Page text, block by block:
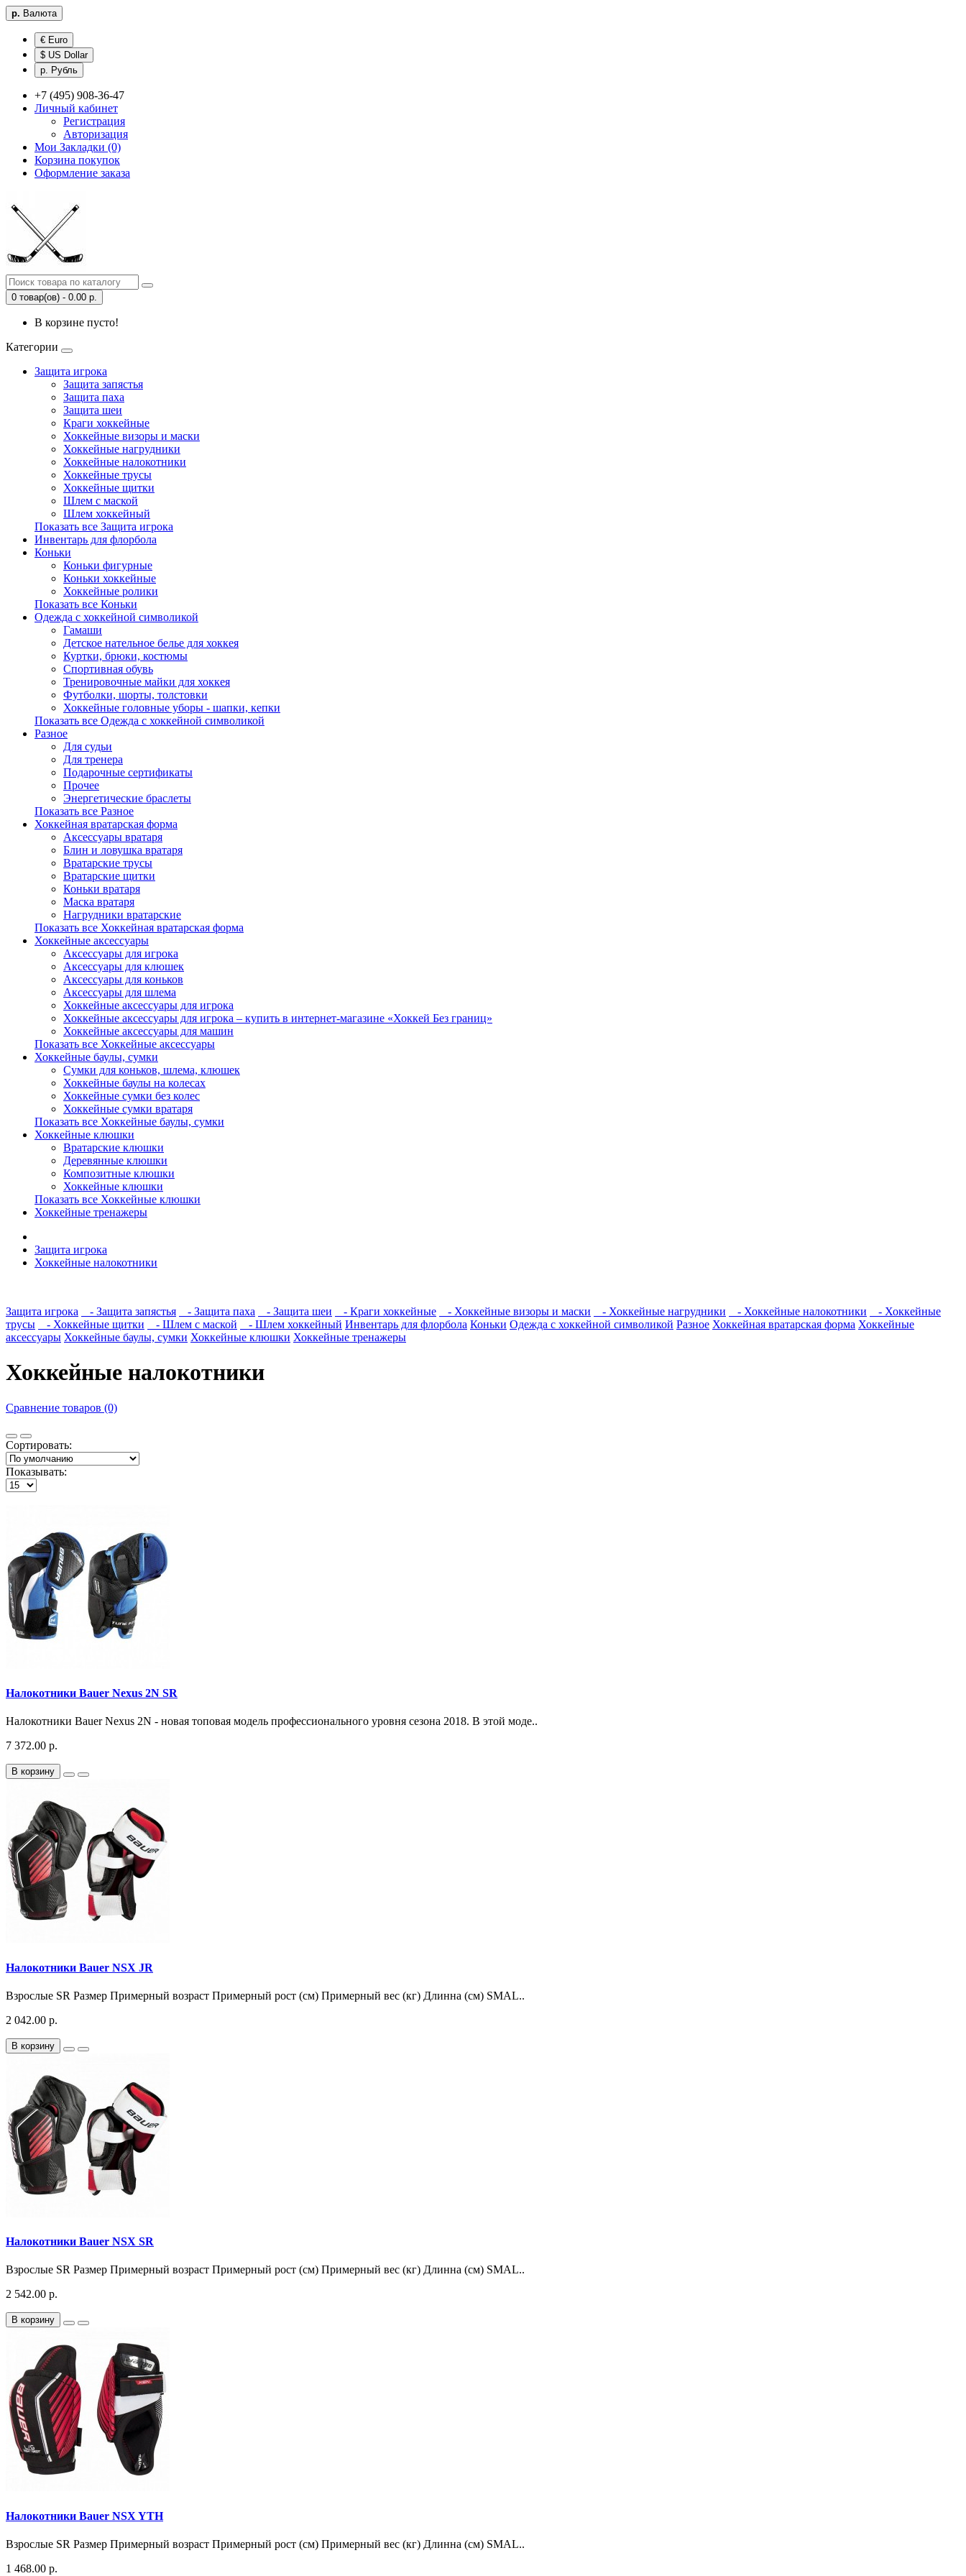
р. Валюта
€ Euro
$ US Dollar
р. Рубль
+7 (495) 908-36-47
Личный кабинет
Регистрация
Авторизация
Мои Закладки (0)
Корзина покупок
Оформление заказа
0 товар(ов) - 0.00 р.
В корзине пусто!
Категории
Защита игрока
Защита запястья
Защита паха
Защита шеи
Краги хоккейные
Хоккейные визоры и маски
Хоккейные нагрудники
Хоккейные налокотники
Хоккейные трусы
Хоккейные щитки
Шлем с маской
Шлем хоккейный
Показать все Защита игрока
Инвентарь для флорбола
Коньки
Коньки фигурные
Коньки хоккейные
Хоккейные ролики
Показать все Коньки
Одежда с хоккейной символикой
Гамаши
Детское нательное белье для хоккея
Куртки, брюки, костюмы
Спортивная обувь
Тренировочные майки для хоккея
Футболки, шорты, толстовки
Хоккейные головные уборы - шапки, кепки
Показать все Одежда с хоккейной символикой
Разное
Для судьи
Для тренера
Подарочные сертификаты
Прочее
Энергетические браслеты
Показать все Разное
Хоккейная вратарская форма
Аксессуары вратаря
Блин и ловушка вратаря
Вратарские трусы
Вратарские щитки
Коньки вратаря
Маска вратаря
Нагрудники вратарские
Показать все Хоккейная вратарская форма
Хоккейные аксессуары
Аксессуары для игрока
Аксессуары для клюшек
Аксессуары для коньков
Аксессуары для шлема
Хоккейные аксессуары для игрока
Хоккейные аксессуары для игрока – купить в интернет-магазине «Хоккей Без границ»
Хоккейные аксессуары для машин
Показать все Хоккейные аксессуары
Хоккейные баулы, сумки
Сумки для коньков, шлема, клюшек
Хоккейные баулы на колесах
Хоккейные сумки без колес
Хоккейные сумки вратаря
Показать все Хоккейные баулы, сумки
Хоккейные клюшки
Вратарские клюшки
Деревянные клюшки
Композитные клюшки
Хоккейные клюшки
Показать все Хоккейные клюшки
Хоккейные тренажеры
Защита игрока
Хоккейные налокотники
Защита игрока - Защита запястья - Защита паха - Защита шеи - Краги хоккейные - Хоккейные визоры и маски - Хоккейные нагрудники - Хоккейные налокотники
- Хоккейные
трусы
- Хоккейные щитки - Шлем с маской - Шлем хоккейный Инвентарь для флорбола Коньки Одежда с хоккейной символикой Разное Хоккейная вратарская форма Хоккейные
аксессуары Хоккейные баулы, сумки Хоккейные клюшки Хоккейные тренажеры
Хоккейные налокотники
Сравнение товаров (0)
Сортировать:
Показывать:
Налокотники Bauer Nexus 2N SR
Налокотники Bauer Nexus 2N - новая топовая модель профессионального уровня сезона 2018. В этой моде..
7 372.00 р.
В корзину
Налокотники Bauer NSX JR
Взрослые SR Размер Примерный возраст Примерный рост (см) Примерный вес (кг) Длинна (см) SMAL..
2 042.00 р.
В корзину
Налокотники Bauer NSX SR
Взрослые SR Размер Примерный возраст Примерный рост (см) Примерный вес (кг) Длинна (см) SMAL..
2 542.00 р.
В корзину
Налокотники Bauer NSX YTH
Взрослые SR Размер Примерный возраст Примерный рост (см) Примерный вес (кг) Длинна (см) SMAL..
1 468.00 р.